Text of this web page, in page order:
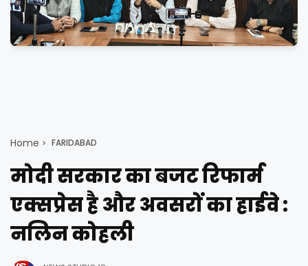
Home FARIDABAD
मोदी सरकार का बजट रिफार्म
एक्सप्रेस है और अवसरों का हाईवे :
नलिन कोहली